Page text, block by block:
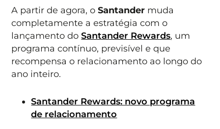
A partir de agora, oSantander muda
completamente a estratégia com o
lançamento doSantander Rewards, um
programa contínuo, previsível e que
recompensa o relacionamento ao longo do
ano inteiro.
Santander Rewards: novo programa
de relacionamento